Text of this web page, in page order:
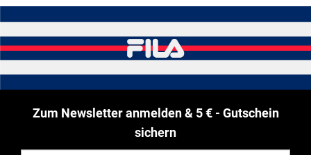
Zum Newsletter anmelden & 5 € - Gutschein
sichern